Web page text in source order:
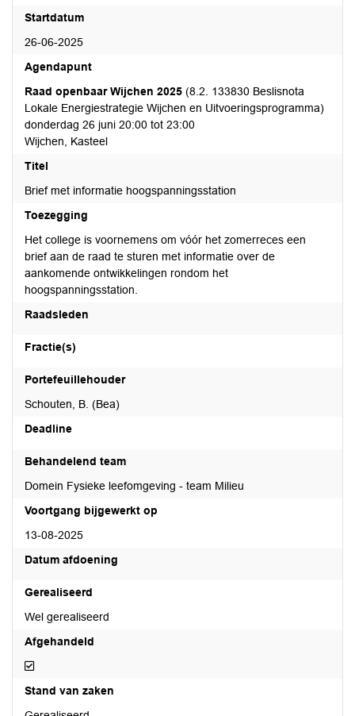
Startdatum
26-06-2025
Agendapunt
Raad openbaar Wijchen 2025 (8.2. 133830 Beslisnota
Lokale Energiestrategie Wijchen en Uitvoeringsprogramma)
donderdag 26 juni 20:00 tot 23:00
Wijchen, Kasteel
Titel
Brief met informatie hoogspanningsstation
Toezegging
Het college is voornemens om vóór het zomerreces een
brief aan de raad te sturen met informatie over de
aankomende ontwikkelingen rondom het
hoogspanningsstation.
Raadsleden
Fractie(s)
Portefeuillehouder
Schouten, B. (Bea)
Deadline
Behandelend team
Domein Fysieke leefomgeving - team Milieu
Voortgang bijgewerkt op
13-08-2025
Datum afdoening
Gerealiseerd
Wel gerealiseerd
Afgehandeld
Afgehandeld
Stand van zaken